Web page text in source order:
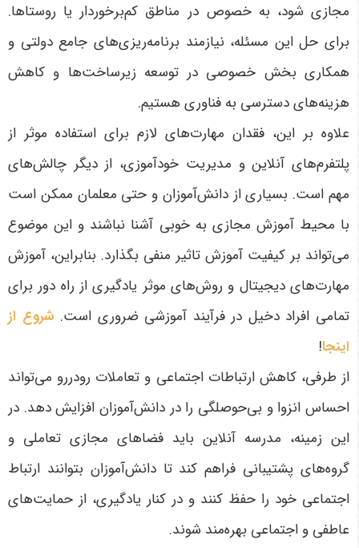
مجازی شود، به خصوص در مناطق کم‌برخوردار یا روستاها.
برای حل این مسئله، نیازمند برنامه‌ریزی‌های جامع دولتی و
همکاری بخش خصوصی در توسعه زیرساخت‌ها و کاهش
هزینه‌های دسترسی به فناوری هستیم.
علاوه بر این، فقدان مهارت‌های لازم برای استفاده موثر از
پلتفرم‌های آنلاین و مدیریت خودآموزی، از دیگر چالش‌های
مهم است. بسیاری از دانش‌آموزان و حتی معلمان ممکن است
با محیط آموزش مجازی به خوبی آشنا نباشند و این موضوع
می‌تواند بر کیفیت آموزش تاثیر منفی بگذارد. بنابراین، آموزش
مهارت‌های دیجیتال و روش‌های موثر یادگیری از راه دور برای
تمامی افراد دخیل در فرآیند آموزشی ضروری است. شروع از
اینجا!
از طرفی، کاهش ارتباطات اجتماعی و تعاملات رودررو می‌تواند
احساس انزوا و بی‌حوصلگی را در دانش‌آموزان افزایش دهد. در
این زمینه، مدرسه آنلاین باید فضاهای مجازی تعاملی و
گروه‌های پشتیبانی فراهم کند تا دانش‌آموزان بتوانند ارتباط
اجتماعی خود را حفظ کنند و در کنار یادگیری، از حمایت‌های
عاطفی و اجتماعی بهره‌مند شوند.